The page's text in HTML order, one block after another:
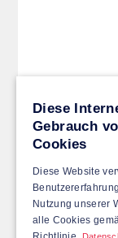
© 2026 Gemeinde Inwil
Diese
Gebrauch
Cookies
Diese Website
Nutzung unserer
alle Cookies